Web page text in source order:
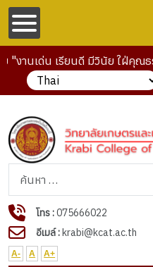
นเด่น เรียนดี มีวินัย ใฝ่คุณธรรม"
การค้นหา
โทร :075666022
อีเมล์ :krabi@kcat.ac.th
A- A A+